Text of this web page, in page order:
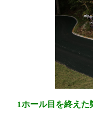
1ホール目を終え